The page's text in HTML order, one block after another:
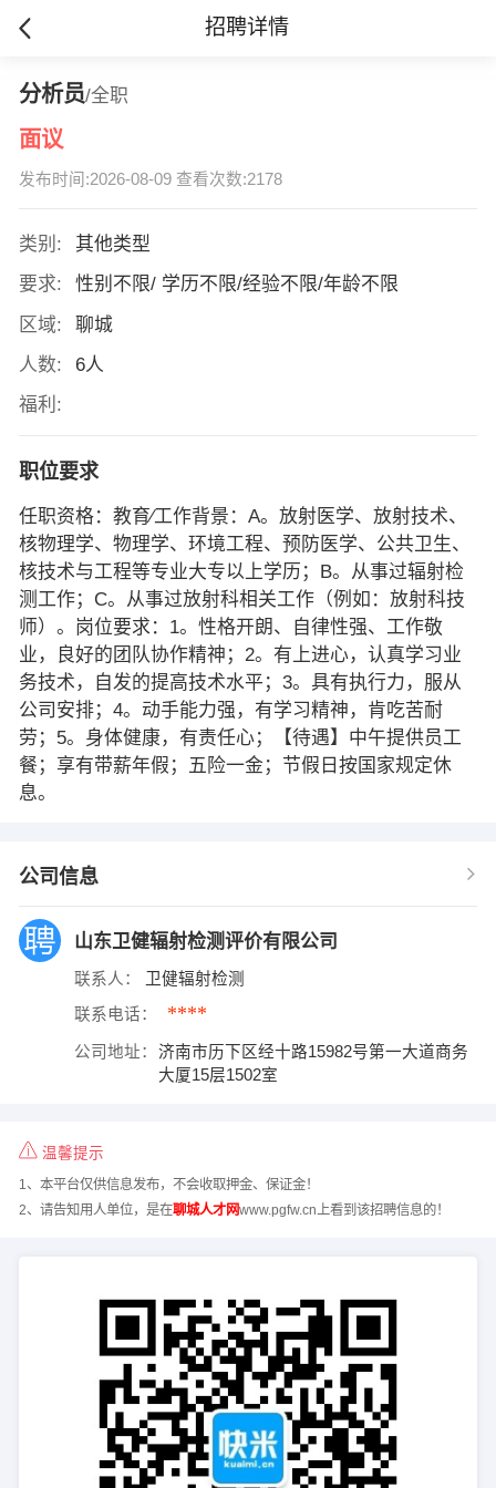
招聘详情
分析员/全职
面议
发布时间:2026-08-09 查看次数:2178
类别:
其他类型
要求:
性别不限/ 学历不限/经验不限/年龄不限
区域:
聊城
人数:
6人
福利:
职位要求
任职资格：教育∕工作背景：A。放射医学、放射技术、
核物理学、物理学、环境工程、预防医学、公共卫生、
核技术与工程等专业大专以上学历；B。从事过辐射检
测工作；C。从事过放射科相关工作（例如：放射科技
师）。岗位要求：1。性格开朗、自律性强、工作敬
业，良好的团队协作精神；2。有上进心，认真学习业
务技术，自发的提高技术水平；3。具有执行力，服从
公司安排；4。动手能力强，有学习精神，肯吃苦耐
劳；5。身体健康，有责任心；【待遇】中午提供员工
餐；享有带薪年假；五险一金；节假日按国家规定休
息。
公司信息
山东卫健辐射检测评价有限公司
联系人： 卫健辐射检测
联系电话： ****
公司地址：
济南市历下区经十路15982号第一大道商务
大厦15层1502室
温馨提示
1、本平台仅供信息发布，不会收取押金、保证金！
2、请告知用人单位，是在聊城人才网www.pgfw.cn上看到该招聘信息的！